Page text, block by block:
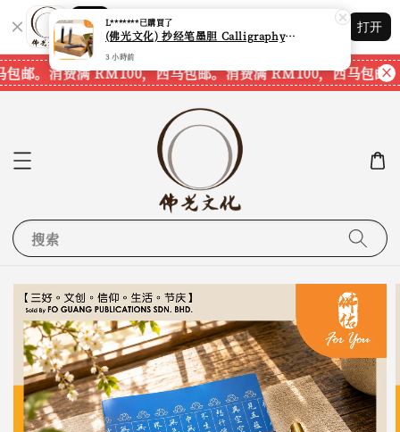
Shopping: 追踪您的订单
您信赖的商店
打开
邮。 消费满 RM100，西马包邮。消费满 RM100，西马包邮。
搜索
L*******已購買了
(佛光文化) 抄经笔墨胆 Calligraphy Writing Pen Refill Pack CPS40 现货速发
3 小時前